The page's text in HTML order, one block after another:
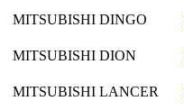
MITSUBISHI DINGO
MITSUBISHI DION
MITSUBISHI LANCER